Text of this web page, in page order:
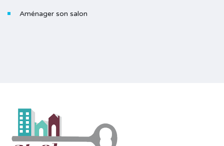
Aménager son salon